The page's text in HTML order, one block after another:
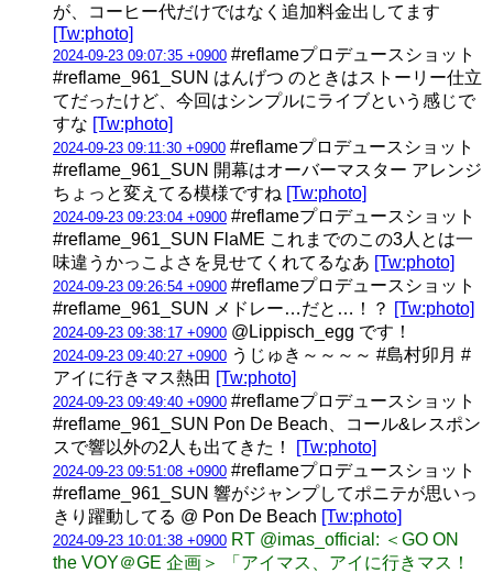
が、コーヒー代だけではなく追加料金出してます
[Tw:photo]
2024-09-23 09:07:35 +0900 #reflameプロデュースショット
#reflame_961_SUN はんげつ のときはストーリー仕立
てだったけど、今回はシンプルにライブという感じで
すな [Tw:photo]
2024-09-23 09:11:30 +0900 #reflameプロデュースショット
#reflame_961_SUN 開幕はオーバーマスター アレンジ
ちょっと変えてる模様ですね [Tw:photo]
2024-09-23 09:23:04 +0900 #reflameプロデュースショット
#reflame_961_SUN FlaME これまでのこの3人とは一
味違うかっこよさを見せてくれてるなあ [Tw:photo]
2024-09-23 09:26:54 +0900 #reflameプロデュースショット
#reflame_961_SUN メドレー…だと…！？ [Tw:photo]
2024-09-23 09:38:17 +0900 @Lippisch_egg です！
2024-09-23 09:40:27 +0900 うじゅき～～～～ #島村卯月 #
アイに行きマス熱田 [Tw:photo]
2024-09-23 09:49:40 +0900 #reflameプロデュースショット
#reflame_961_SUN Pon De Beach、コール&レスポン
スで響以外の2人も出てきた！
[Tw:photo]
2024-09-23 09:51:08 +0900 #reflameプロデュースショット
#reflame_961_SUN 響がジャンプしてポニテが思いっ
きり躍動してる @ Pon De Beach [Tw:photo]
2024-09-23 10:01:38 +0900 RT @imas_official: ＜GO ON
the VOY＠GE 企画＞ 「アイマス、アイに行きマス！